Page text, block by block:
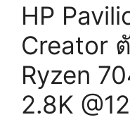
HP
Creator
Ryzen
2.8K